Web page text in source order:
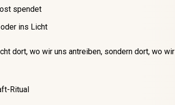
spendet
ins Licht
dort, wo wir uns antreiben, sondern dort, wo wir
Ritual